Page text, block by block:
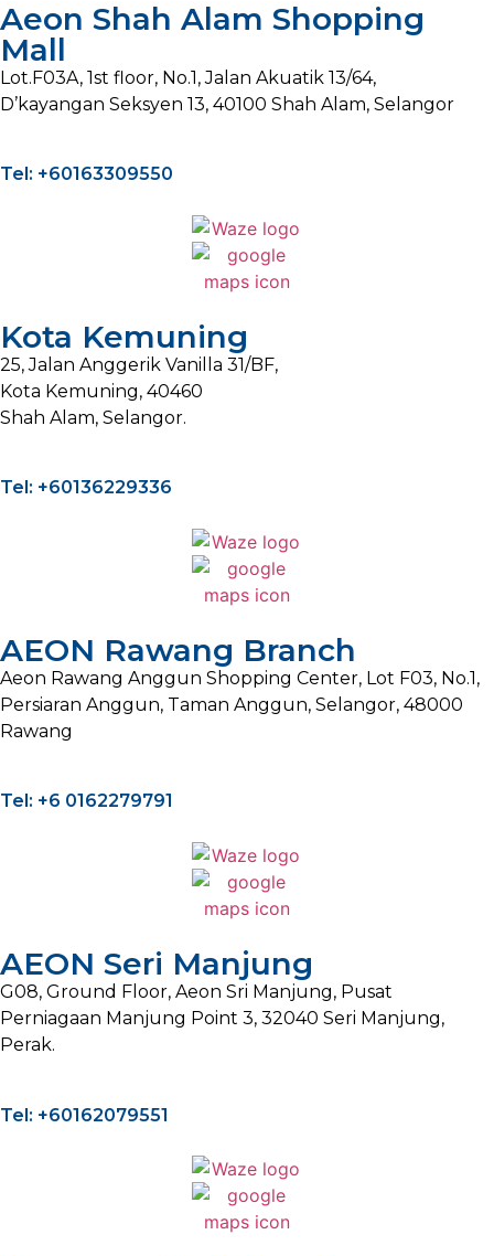
Aeon Shah Alam Shopping
Mall
Lot.F03A, 1st floor, No.1, Jalan Akuatik 13/64,
D’kayangan Seksyen 13, 40100 Shah Alam, Selangor
Tel: +60163309550
Kota Kemuning
25, Jalan Anggerik Vanilla 31/BF,
Kota Kemuning, 40460
Shah Alam, Selangor.
Tel: +60136229336
AEON Rawang Branch
Aeon Rawang Anggun Shopping Center, Lot F03, No.1,
Persiaran Anggun, Taman Anggun, Selangor, 48000
Rawang
Tel: +6 0162279791
AEON Seri Manjung
G08, Ground Floor, Aeon Sri Manjung, Pusat
Perniagaan Manjung Point 3, 32040 Seri Manjung,
Perak.
Tel: +60162079551